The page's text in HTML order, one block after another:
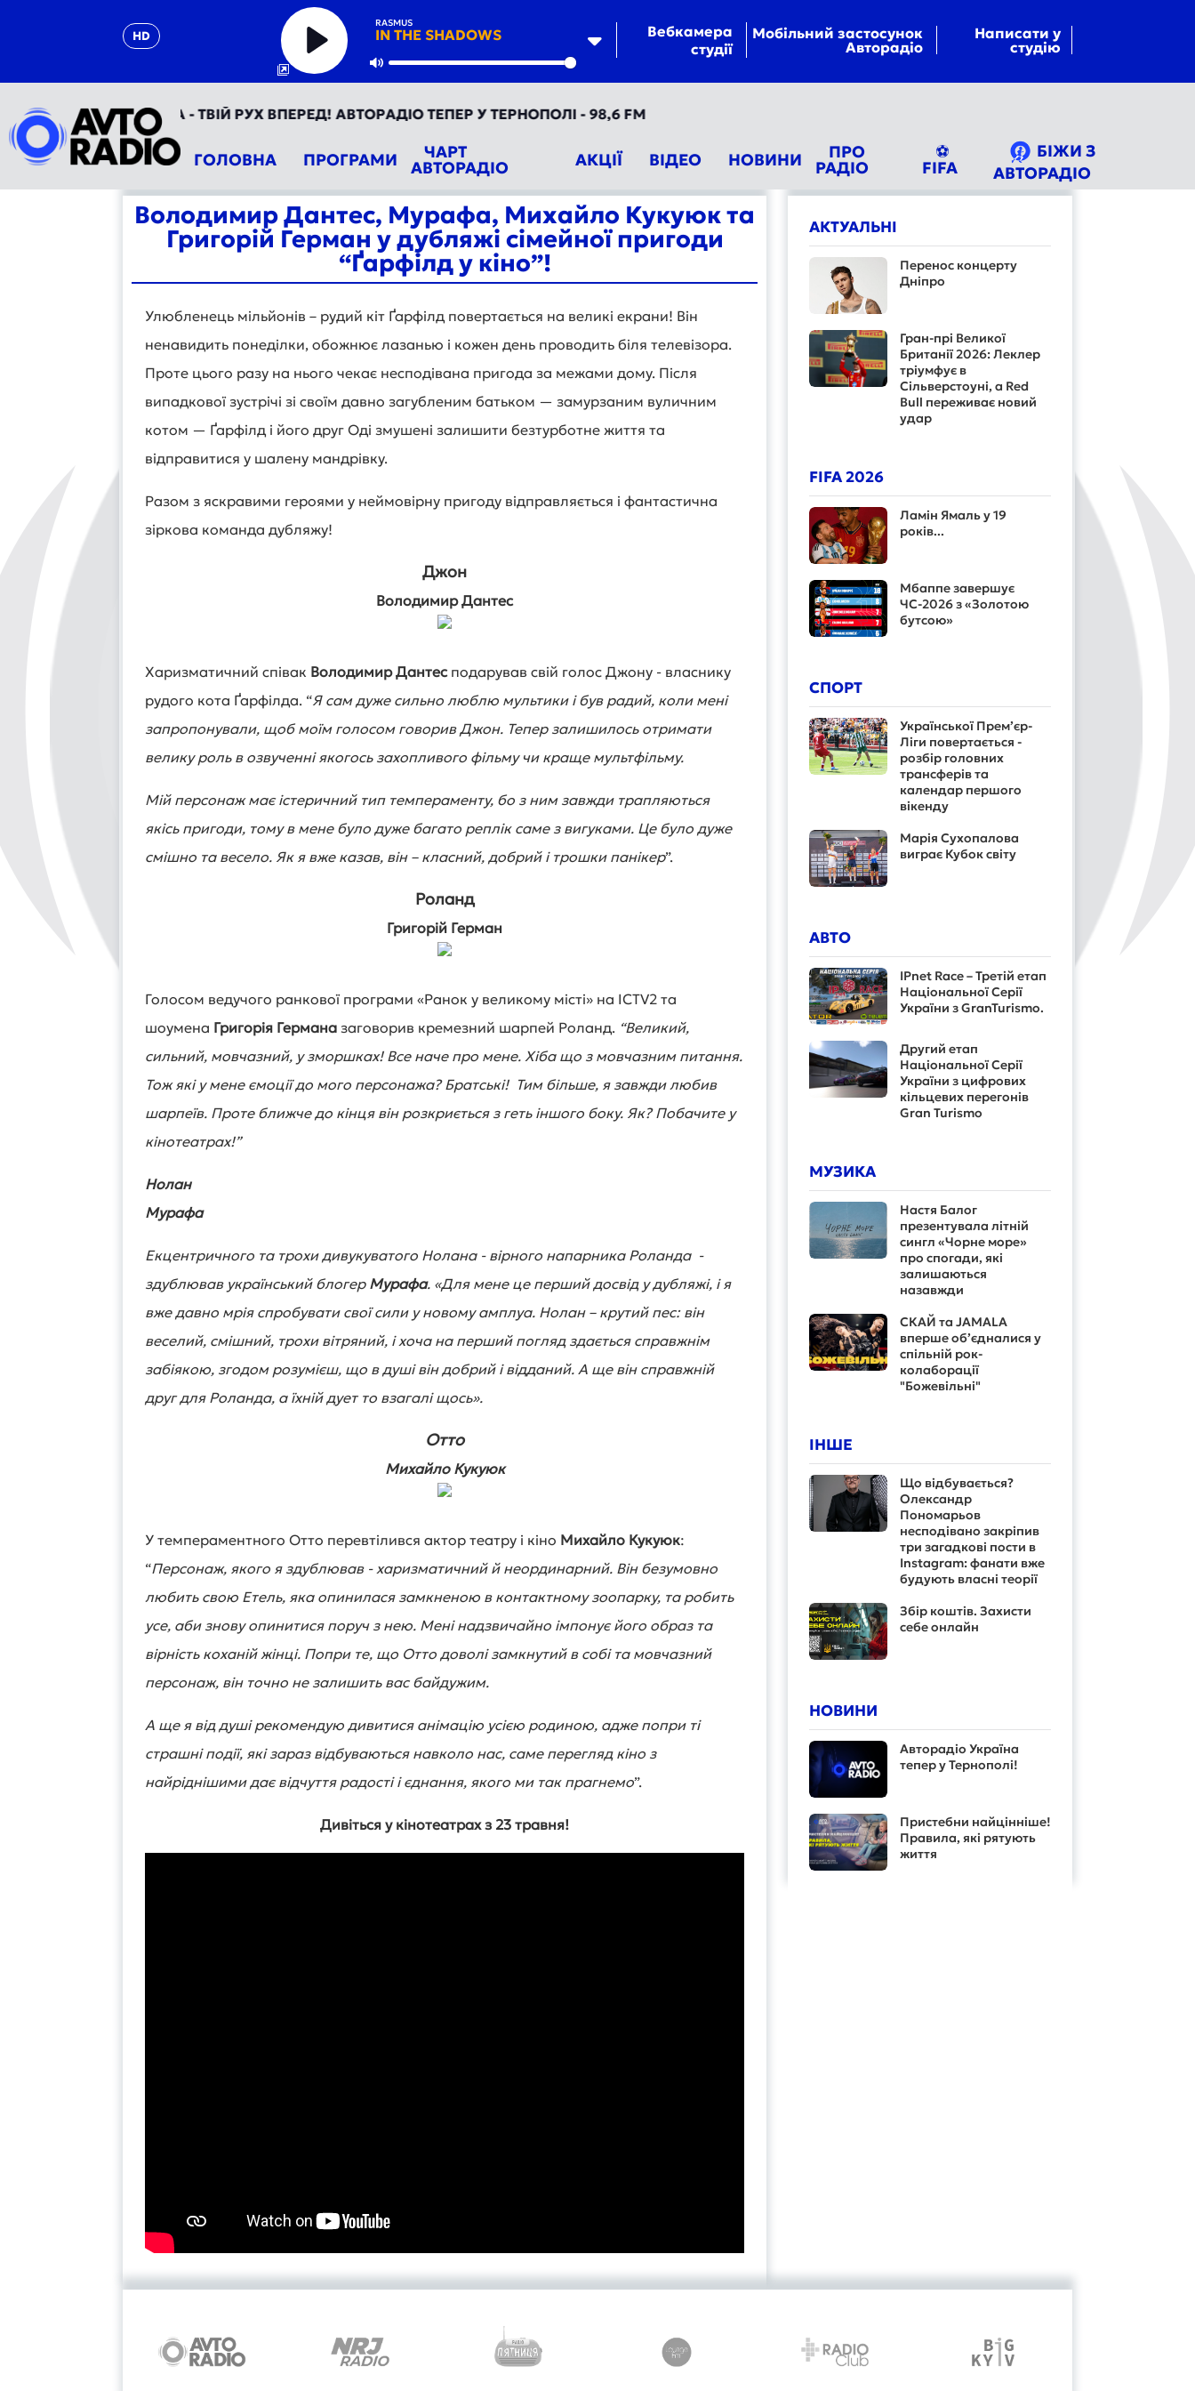
HD
RASMUS
IN THE SHADOWS
Play
Mute
Вебкамера
студії
Мобільний застосунок
Авторадіо
Написати у
студію
УКРАЇНА - ТВІЙ РУХ ВПЕРЕД! АВТОРАДІО ТЕПЕР У ТЕРНОПОЛІ - 98,6 FM
ГОЛОВНА ПРОГРАМИ ЧАРТ
АВТОРАДІО АКЦІЇ ВІДЕО НОВИНИ ПРО
РАДІО
⚽
FIFA
БІЖИ З
АВТОРАДІО
Володимир Дантес, Мурафа, Михайло Кукуюк та
Григорій Герман у дубляжі сімейної пригоди
“Ґарфілд у кіно”!
Улюбленець мільйонів – рудий кіт Ґарфілд повертається на великі екрани! Він
ненавидить понеділки, обожнює лазанью і кожен день проводить біля телевізора.
Проте цього разу на нього чекає несподівана пригода за межами дому. Після
випадкової зустрічі зі своїм давно загубленим батьком — замурзаним вуличним
котом — Ґарфілд і його друг Оді змушені залишити безтурботне життя та
відправитися у шалену мандрівку.
Разом з яскравими героями у неймовірну пригоду відправляється і фантастична
зіркова команда дубляжу!
Джон
Володимир Дантес
Харизматичний співак Володимир Дантесподарував свій голос Джону - власнику
рудого кота Ґарфілда. “Я сам дуже сильно люблю мультики і був радий, коли мені
запропонували, щоб моїм голосом говорив Джон. Тепер залишилось отримати
велику роль в озвученні якогось захопливого фільму чи краще мультфільму.
Мій персонаж має істеричний тип темпераменту, бо з ним завжди трапляються
якісь пригоди, тому в мене було дуже багато реплік саме з вигуками. Це було дуже
смішно та весело. Як я вже казав, він – класний, добрий і трошки панікер”.
Роланд
Григорій Герман
Голосом ведучого ранкової програми «Ранок у великому місті» на ICTV2 та
шоумена Григорія Германа заговорив кремезний шарпей Роланд. “Великий,
сильний, мовчазний, у зморшках! Все наче про мене. Хіба що з мовчазним питання.
Тож які у мене ємоції до мого персонажа? Братські! Тим більше, я завжди любив
шарпеїв. Проте ближче до кінця він розкриється з геть іншого боку. Як? Побачите у
кінотеатрах!”
Нолан
Мурафа
Екцентричного та трохи дивукуватого Нолана - вірного напарника Роланда -
здублював український блогер Мурафа. «Для мене це перший досвід у дубляжі, і я
вже давно мрія спробувати свої сили у новому амплуа. Нолан – крутий пес: він
веселий, смішний, трохи вітряний, і хоча на перший погляд здається справжнім
забіякою, згодом розумієш, що в душі він добрий і відданий. А ще він справжній
друг для Роланда, а їхній дует то взагалі щось».
Отто
Михайло Кукуюк
У темпераментного Отто перевтілився актор театру і кіно Михайло Кукуюк:
“Персонаж, якого я здублював - харизматичний й неординарний. Він безумовно
любить свою Етель, яка опинилася замкненою в контактному зоопарку, та робить
усе, аби знову опинитися поруч з нею. Мені надзвичайно імпонує його образ та
вірність коханій жінці. Попри те, що Отто доволі замкнутий в собі та мовчазний
персонаж, він точно не залишить вас байдужим.
А ще я від душі рекомендую дивитися анімацію усією родиною, адже попри ті
страшні події, які зараз відбуваються навколо нас, саме перегляд кіно з
найріднішими дає відчуття радості і єднання, якого ми так прагнемо”.
Дивіться у кінотеатрах з 23 травня!
АКТУАЛЬНІ
Перенос концерту
Дніпро
Гран-прі Великої
Британії 2026: Леклер
тріумфує в
Сільверстоуні, а Red
Bull переживає новий
удар
FIFA 2026
Ламін Ямаль у 19
років...
Мбаппе завершує
ЧС-2026 з «Золотою
бутсою»
СПОРТ
Української Прем’єр-
Ліги повертається -
розбір головних
трансферів та
календар першого
вікенду
Марія Сухопалова
виграє Кубок світу
АВТО
IPnet Race – Третій етап
Національної Серії
України з GranTurismo.
Другий етап
Національної Серії
України з цифрових
кільцевих перегонів
Gran Turismo
МУЗИКА
Настя Балог
презентувала літній
сингл «Чорне море»
про спогади, які
залишаються
назавжди
СКАЙ та JAMALA
вперше об’єдналися у
спільній рок-
колаборації
"Божевільні"
ІНШЕ
Що відбувається?
Олександр
Пономарьов
несподівано закріпив
три загадкові пости в
Instagram: фанати вже
будують власні теорії
Збір коштів. Захисти
себе онлайн
НОВИНИ
Авторадіо Україна
тепер у Тернополі!
Пристебни найцінніше!
Правила, які рятують
життя